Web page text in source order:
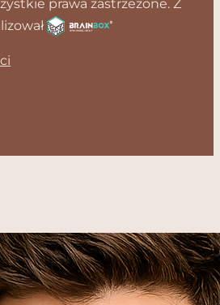
prawa zastrzeżone. Z